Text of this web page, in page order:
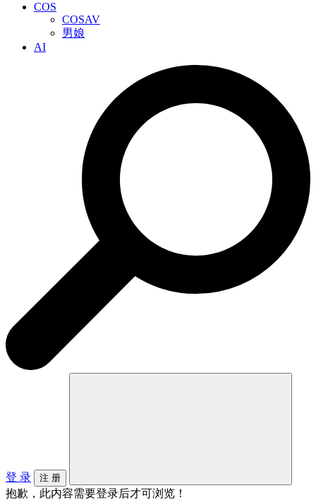
COS
COSAV
男娘
AI
登 录 注 册
抱歉，此内容需要登录后才可浏览！